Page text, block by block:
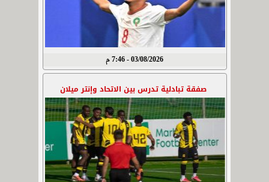
03/08/2026 - 7:46 م
صفقة تبادلية تدرس بين الاتحاد وإنتر ميلان